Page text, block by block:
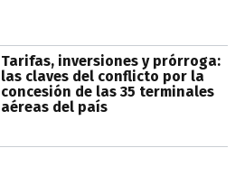
Tarifas, inversiones y prórroga:
las claves del conflicto por la
concesión de las 35 terminales
aéreas del país